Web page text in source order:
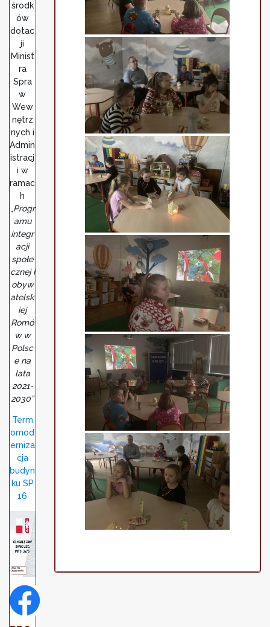
środk
ów
dotac
ji
Minist
ra
Spra
w
Wew
nętrz
nych i
Admin
istracj
i w
ramac
h
„Progr
amu
integr
acji
społe
cznej i
obyw
atelsk
iej
Romó
w w
Polsc
e na
lata
2021-
2030”
Term
omod
erniza
cja
budyn
ku SP
16